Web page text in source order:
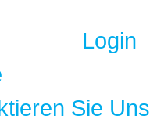
Login
Sie Uns